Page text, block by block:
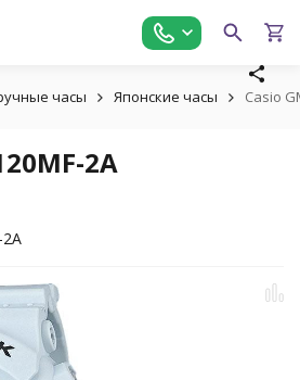
часы Японские часы Casio
2A